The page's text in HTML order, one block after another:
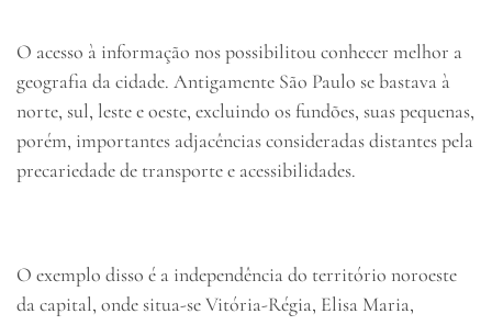
O acesso à informação nos possibilitou conhecer melhor a
geografia da cidade. Antigamente São Paulo se bastava à
norte, sul, leste e oeste, excluindo os fundões, suas pequenas,
porém, importantes adjacências consideradas distantes pela
precariedade de transporte e acessibilidades.
O exemplo disso é a independência do território noroeste
da capital, onde situa-se Vitória-Régia, Elisa Maria,